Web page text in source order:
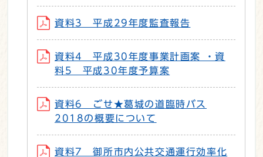
資料3 平成29年度監査報告
資料4 平成30年度事業計画案 ・資
料5 平成30年度予算案
資料6 ごせ★葛城の道臨時バス
2018の概要について
資料7 御所市内公共交通運行効率化